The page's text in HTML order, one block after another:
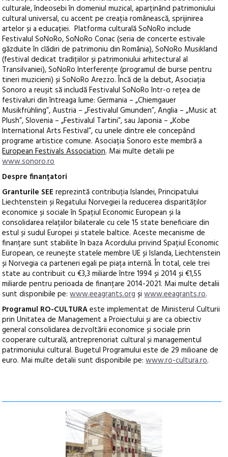
culturale, îndeosebi în domeniul muzical, aparținând patrimoniului
cultural universal, cu accent pe creația românească, sprijinirea
artelor și a educației. Platforma culturală SoNoRo include
Festivalul SoNoRo, SoNoRo Conac (seria de concerte estivale
găzduite în clădiri de patrimoniu din România), SoNoRo Musikland
(festival dedicat tradițiilor și patrimoniului arhitectural al
Transilvaniei), SoNoRo Interferențe (programul de burse pentru
tineri muzicieni) și SoNoRo Arezzo. Încă de la debut, Asociația
Sonoro a reușit să includă Festivalul SoNoRo într-o rețea de
festivaluri din întreaga lume: Germania – „Chiemgauer
Musikfrühling”, Austria – „Festivalul Gmunden”, Anglia – „Music at
Plush”, Slovenia – „Festivalul Tartini”, sau Japonia – „Kobe
International Arts Festival”, cu unele dintre ele concepând
programe artistice comune. Asociația Sonoro este membră a
European Festivals Association. Mai multe detalii pe
www.sonoro.ro
Despre finanțatori
Granturile SEE reprezintă contribuția Islandei, Principatului
Liechtenstein și Regatului Norvegiei la reducerea disparităților
economice și sociale în Spațiul Economic European și la
consolidarea relațiilor bilaterale cu cele 15 state beneficiare din
estul și sudul Europei și statele baltice. Aceste mecanisme de
finanțare sunt stabilite în baza Acordului privind Spațiul Economic
European, ce reunește statele membre UE și Islanda, Liechtenstein
și Norvegia ca parteneri egali pe piața internă. În total, cele trei
state au contribuit cu €3,3 miliarde între 1994 și 2014 și €1,55
miliarde pentru perioada de finanțare 2014-2021. Mai multe detalii
sunt disponibile pe:www.eeagrants.org șiwww.eeagrants.ro.
Programul RO-CULTURAeste implementat de Ministerul Culturii
prin Unitatea de Management a Proiectului și are ca obiectiv
general consolidarea dezvoltării economice și sociale prin
cooperare culturală, antreprenoriat cultural și managementul
patrimoniului cultural. Bugetul Programului este de 29 milioane de
euro. Mai multe detalii sunt disponibile pe:www.ro-cultura.ro.